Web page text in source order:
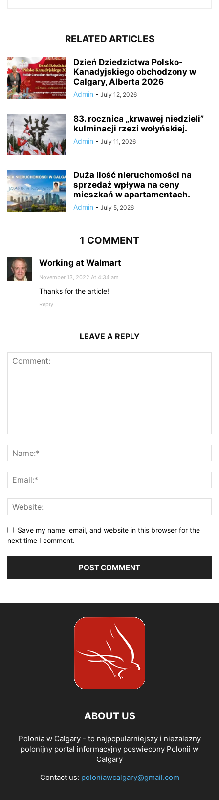
RELATED ARTICLES
Dzień Dziedzictwa Polsko-
Kanadyjskiego obchodzony w
Calgary, Alberta 2026
Admin - July 12, 2026
83. rocznica „krwawej niedzieli”
kulminacji rzezi wołyńskiej.
Admin - July 11, 2026
Duża ilość nieruchomości na
sprzedaż wpływa na ceny
mieszkań w apartamentach.
Admin - July 5, 2026
1 COMMENT
Working at Walmart
November 13, 2022 At 4:34 am
Thanks for the article!
Reply
LEAVE A REPLY
Save my name, email, and website in this browser for the
next time I comment.
ABOUT US
Polonia w Calgary - to najpopularniejszy i niezalezny
polonijny portal informacyjny poswiecony Polonii w
Calgary
Contact us: poloniawcalgary@gmail.com